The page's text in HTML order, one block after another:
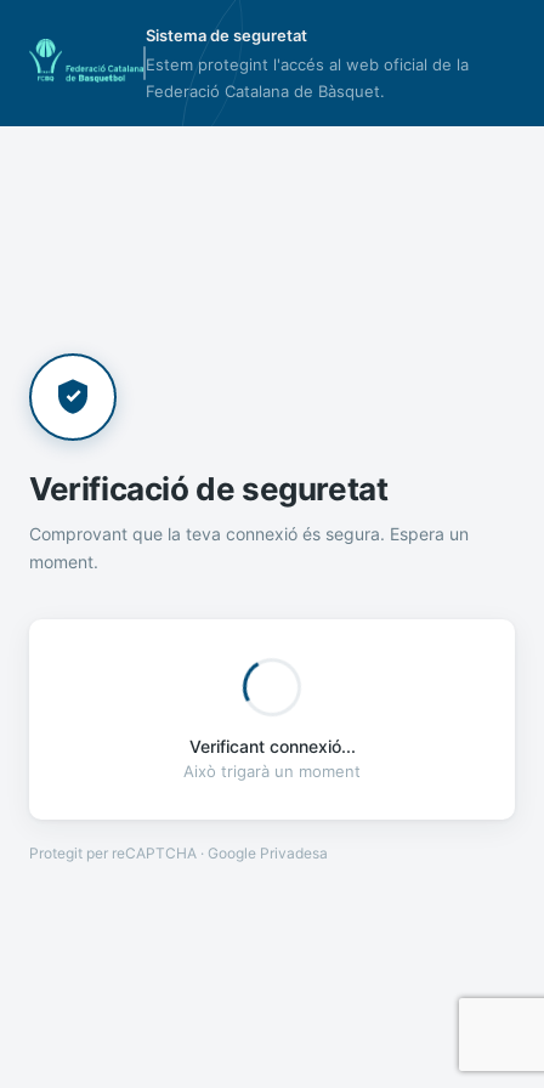
Sistema de seguretat
Estem protegint l'accés al web oficial de la
Federació Catalana de Bàsquet.
Verificació de seguretat
Comprovant que la teva connexió és segura. Espera un
moment.
Verificant connexió...
Això trigarà un moment
Protegit per reCAPTCHA · Google Privadesa